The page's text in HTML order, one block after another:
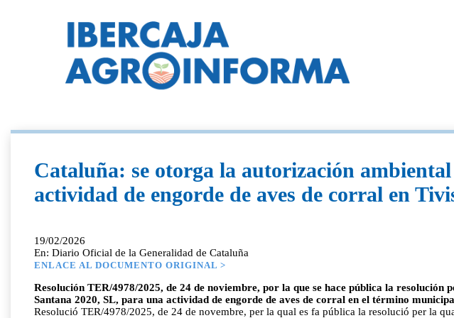
Cataluña: se otorga la autorización
actividad de engorde de aves de corral en
19/02/2026
En: Diario Oficial de la Generalidad de Cataluña
ENLACE AL DOCUMENTO ORIGINAL >
Resolución TER/4978/2025, de 24 de noviembre, por la que se hace pública la
Santana 2020, SL, para una actividad de engorde de aves de corral en el término
Resolució TER/4978/2025, de 24 de novembre, per la qual es fa pública la resolució per la